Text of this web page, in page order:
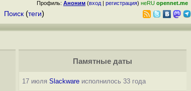
Профиль: Аноним (вход | регистрация) неRU opennet.me
Поиск (теги)
Памятные даты
17 июля Slackwareисполнилось 33 года